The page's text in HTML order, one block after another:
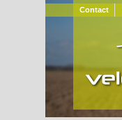
Contact